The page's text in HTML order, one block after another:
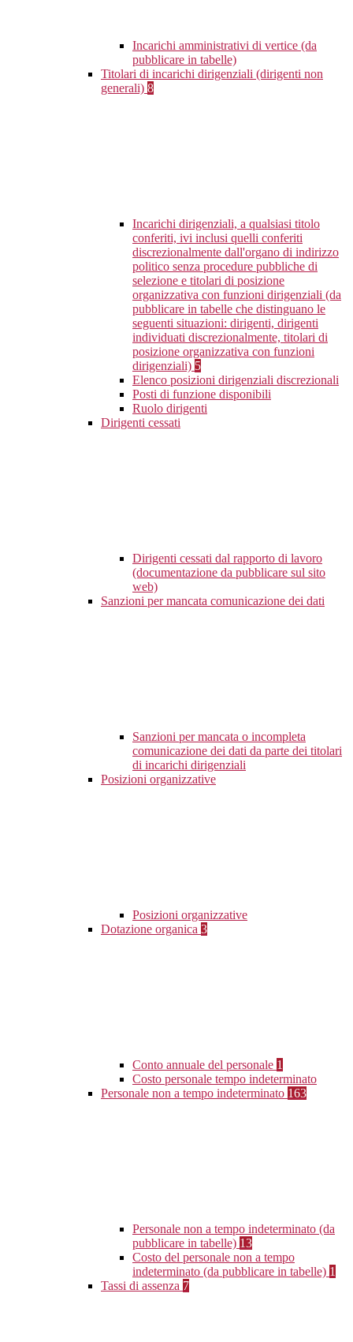
Incarichi amministrativi di vertice (da
pubblicare in tabelle)
Titolari di incarichi dirigenziali (dirigenti non
generali) 8
Incarichi dirigenziali, a qualsiasi titolo
conferiti, ivi inclusi quelli conferiti
discrezionalmente dall'organo di indirizzo
politico senza procedure pubbliche di
selezione e titolari di posizione
organizzativa con funzioni dirigenziali (da
pubblicare in tabelle che distinguano le
seguenti situazioni: dirigenti, dirigenti
individuati discrezionalmente, titolari di
posizione organizzativa con funzioni
dirigenziali) 5
Elenco posizioni dirigenziali discrezionali
Posti di funzione disponibili
Ruolo dirigenti
Dirigenti cessati
Dirigenti cessati dal rapporto di lavoro
(documentazione da pubblicare sul sito
web)
Sanzioni per mancata comunicazione dei dati
Sanzioni per mancata o incompleta
comunicazione dei dati da parte dei titolari
di incarichi dirigenziali
Posizioni organizzative
Posizioni organizzative
Dotazione organica 3
Conto annuale del personale 1
Costo personale tempo indeterminato
Personale non a tempo indeterminato 163
Personale non a tempo indeterminato (da
pubblicare in tabelle) 13
Costo del personale non a tempo
indeterminato (da pubblicare in tabelle) 1
Tassi di assenza 7